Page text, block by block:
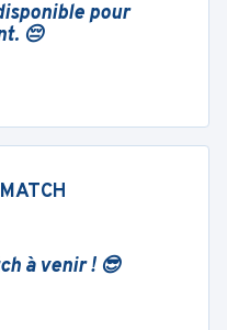
pour
😔
à venir ! 😎